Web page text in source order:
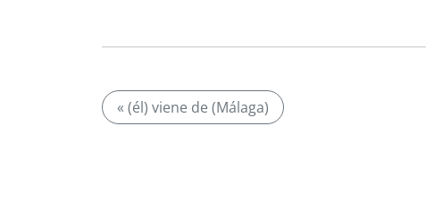
« (él) viene de (Málaga)